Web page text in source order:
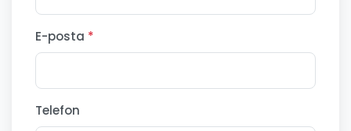
E-posta *
Telefon